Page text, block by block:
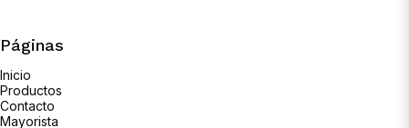
Páginas
Inicio
Productos
Contacto
Mayorista